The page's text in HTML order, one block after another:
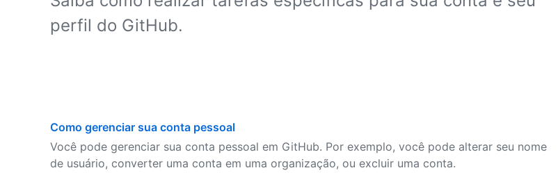
perfil do GitHub.
Como gerenciar sua conta pessoal
Você pode gerenciar sua conta pessoal em GitHub. Por exemplo, você pode alterar seu nome
de usuário, converter uma conta em uma organização, ou excluir uma conta.